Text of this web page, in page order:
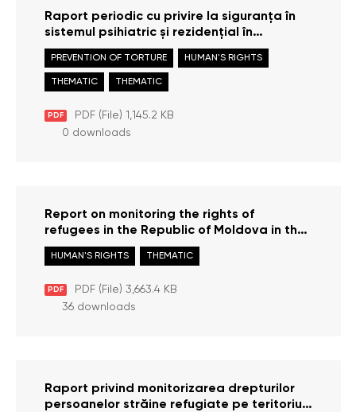
Raport periodic cu privire la siguranța în
sistemul psihiatric și rezidențial în
Republica Moldova în 2021
PDF PDF (File) 1,145.2 KB
PREVENTION OF TORTURE HUMAN'S RIGHTS
THEMATIC THEMATIC
0 downloads
Report on monitoring the rights of
refugees in the Republic of Moldova in the
context of the armed conflict in Ukraine
January – June 2023
PDF PDF (File) 3,663.4 KB
HUMAN'S RIGHTS THEMATIC
36 downloads
Raport privind monitorizarea drepturilor
persoanelor străine refugiate pe teritoriul